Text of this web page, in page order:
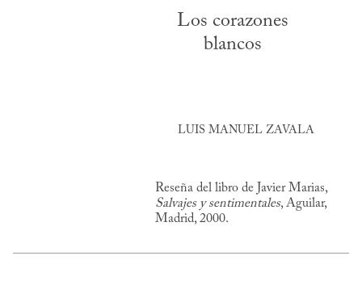
Los corazones
blancos
LUIS MANUEL ZAVALA
Reseña del libro de Javier Marias,
Salvajes y sentimentales, Aguilar,
Madrid, 2000.